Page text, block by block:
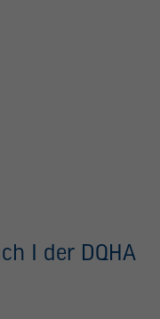
I der DQHA